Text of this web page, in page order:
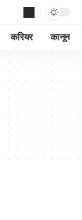
करियर कानून